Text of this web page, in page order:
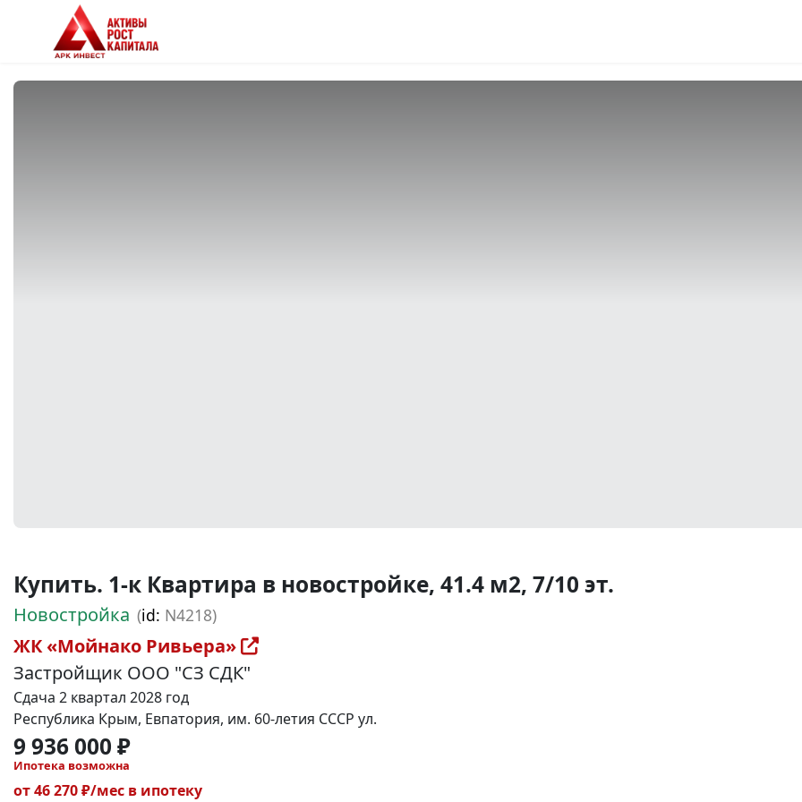
Купить. 1-к Квартира в новостройке, 41.4 м2, 7/10 эт.
Новостройка (id: N4218)
ЖК «Мойнако Ривьера»
Застройщик ООО "СЗ СДК"
Сдача 2 квартал 2028 год
Республика Крым, Евпатория, им. 60-летия СССР ул.
9 936 000 ₽
Ипотека возможна
от 46 270 ₽/мес в ипотеку